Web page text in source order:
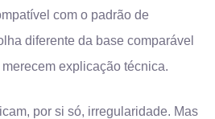
com o padrão de
diferente da base comparável
explicação técnica.
por si só, irregularidade. Mas